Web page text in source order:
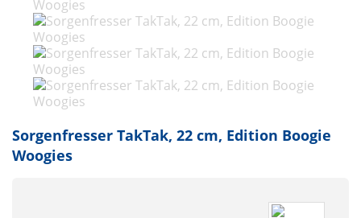
Sorgenfresser TakTak, 22 cm, Edition Boogie
Woogies